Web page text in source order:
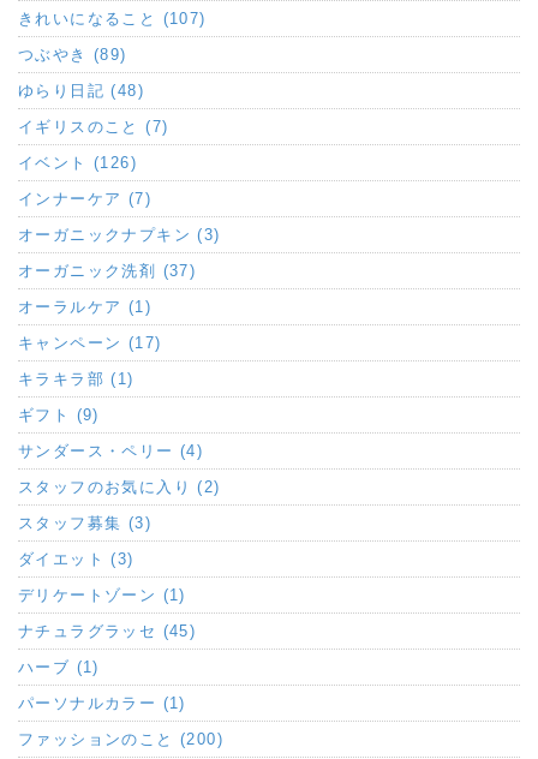
きれいになること (107)
つぶやき (89)
ゆらり日記 (48)
イギリスのこと (7)
イベント (126)
インナーケア (7)
オーガニックナプキン (3)
オーガニック洗剤 (37)
オーラルケア (1)
キャンペーン (17)
キラキラ部 (1)
ギフト (9)
サンダース・ペリー (4)
スタッフのお気に入り (2)
スタッフ募集 (3)
ダイエット (3)
デリケートゾーン (1)
ナチュラグラッセ (45)
ハーブ (1)
パーソナルカラー (1)
ファッションのこと (200)